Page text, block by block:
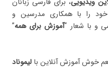
1395 فعالیت خود را با همکاری مدرسین و
و با شعار “آموزش برای همه”
خوش آموزش آنلاین با لیموناد